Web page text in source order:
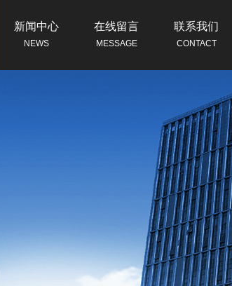
新闻中心
NEWS
在线留言
MESSAGE
联系我们
CONTACT